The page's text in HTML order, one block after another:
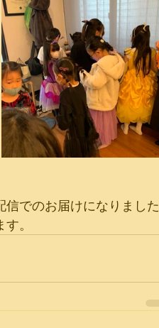
でのお届けになりました
。